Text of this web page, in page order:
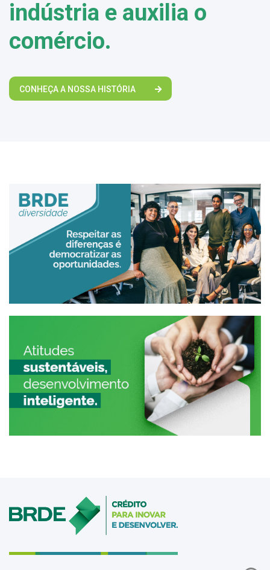
indústria e auxilia o
comércio.
CONHEÇA A NOSSA HISTÓRIA